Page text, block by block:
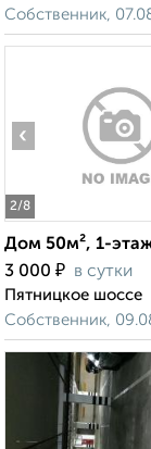
Собственник,
2/8
‹
Дом 50м², 1-
3 000 ₽ в сутки
Пятницкое шоссе
Собственник,